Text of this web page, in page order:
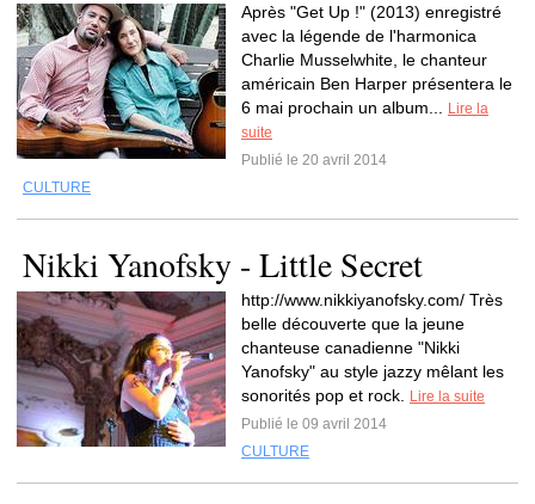
Après "Get Up !" (2013) enregistré
avec la légende de l'harmonica
Charlie Musselwhite, le chanteur
américain Ben Harper présentera le
6 mai prochain un album...
Lire la
suite
Publié le 20 avril 2014
CULTURE
Nikki Yanofsky - Little Secret
http://www.nikkiyanofsky.com/ Très
belle découverte que la jeune
chanteuse canadienne "Nikki
Yanofsky" au style jazzy mêlant les
sonorités pop et rock.
Lire la suite
Publié le 09 avril 2014
CULTURE